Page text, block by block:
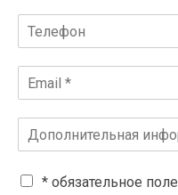
* обязательное поле